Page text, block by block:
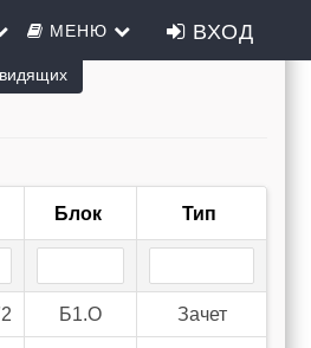
МЕНЮ ВХОД
Блок Тип
Б1.О Зачет